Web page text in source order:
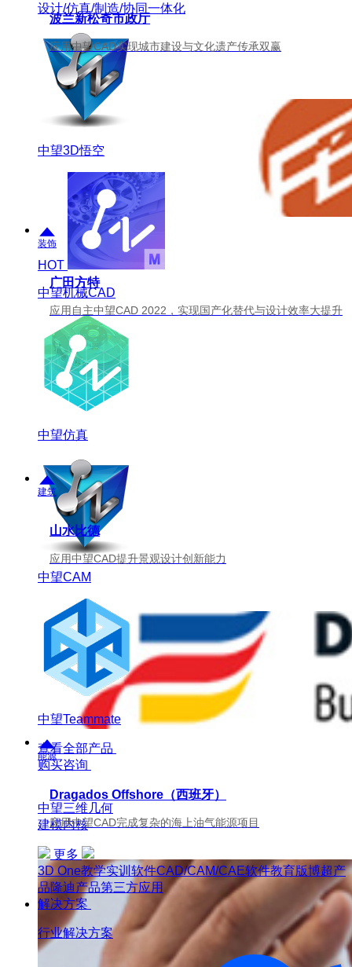
设计/仿真/制造/协同一体化
中望3D悟空
HOT
中望机械CAD
中望仿真
中望CAM
中望Teammate
查看全部产品
购买咨询
中望三维几何
建模内核
更多
3D One教学实训软件CAD/CAM/CAE软件教育版博超产
品隆迪产品第三方应用
解决方案
行业解决方案
波兰新松奇市政厅
应用中望CAD实现城市建设与文化遗产传承双赢
装饰
广田方特
应用自主中望CAD 2022，实现国产化替代与设计效率大提升
建筑
山水比德
应用中望CAD提升景观设计创新能力
能源
Dragados Offshore（西班牙）
应用中望CAD完成复杂的海上油气能源项目